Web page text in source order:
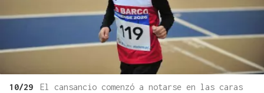
10/29
El cansancio comenzó a notarse en las caras